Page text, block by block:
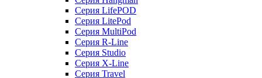
Серия LifePOD
Серия LitePod
Серия MultiPod
Серия R-Line
Серия Studio
Серия X-Line
Серия Travel